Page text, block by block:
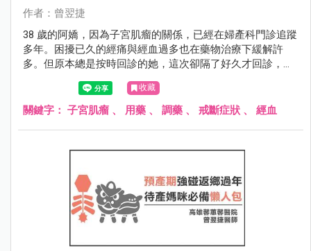
作者：曾翌捷
38 歲的阿嬌，因為子宮肌瘤的關係，已經在婦產科門診追蹤
多年。困擾已久的經痛與經血過多也在藥物治療下緩解許
多。但原本總是按時回診的她，這次卻隔了好久才回診，而
且見面的地方居然是在急診室。
收藏
關鍵字： 子宮肌瘤 、 用藥 、 調藥 、 戒斷症狀 、 經血